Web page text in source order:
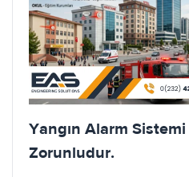
Yangın Alarm
Zorunludur.